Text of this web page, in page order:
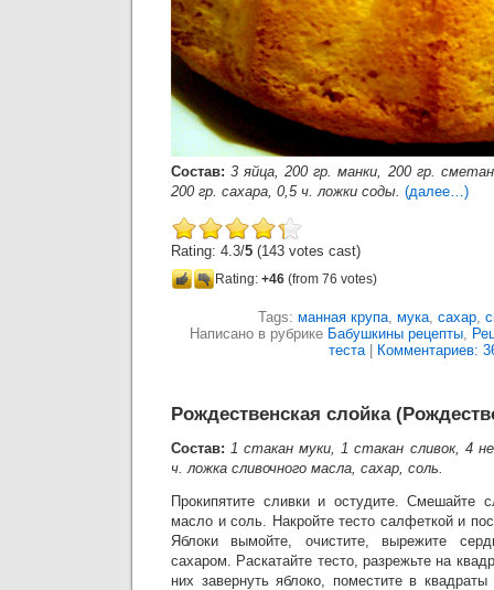
Состав: 3 яйца, 200 гр. манки, 200 гр.
200 гр. сахара, 0,5 ч. ложки соды. (далее…)
Rating: 4.3/5 (143 votes cast)
Rating: +46 (from 76 votes)
Tags: манная крупа, мука, сахар,
Написано в рубрике Бабушкины рецепты,
теста| Комментариев:
Рождественская слойка
Состав:1 стакан муки, 1 стакан сливок, 4
ч. ложка сливочного масла, сахар, соль.
Прокипятите сливки и остудите. Смешайте
масло и соль. Накройте тесто салфеткой и
Яблоки вымойте, очистите, вырежите
сахаром. Раскатайте тесто, разрежьте на
них завернуть яблоко, поместите в